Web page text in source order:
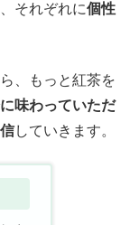
それぞれに個性
、もっと紅茶を
味わっていただ
していきます。